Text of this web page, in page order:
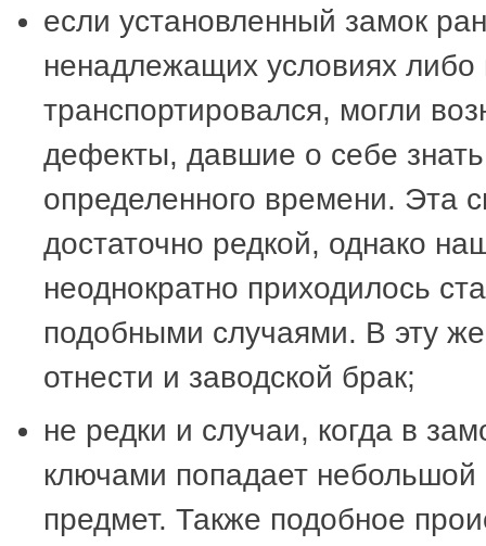
если установленный замок
ненадлежащих условиях либо
транспортировался, могли
дефекты, давшие о себе
определенного времени. Эта
достаточно редкой, однако
неоднократно приходилось
подобными случаями. В эту
отнести и заводской брак;
не редки и случаи, когда в
ключами попадает
предмет. Также подобное